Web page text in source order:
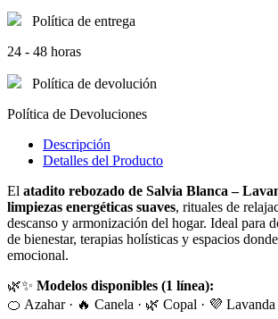
Política de entrega
24 - 48 horas
Política de devolución
Política de Devoluciones
Descripción
Detalles del Producto
El atadito rebozado de Salvia Blanca –
limpiezas energéticas suaves, rituales de
descanso y armonización del hogar. Ideal para
de bienestar, terapias holísticas y espacios
emocional.
🌿✨ Modelos disponibles (1 línea):
🍊 Azahar · 🔥 Canela · 🌿 Copal · 💜